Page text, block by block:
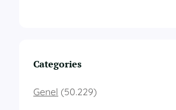
Categories
Genel (50.229)